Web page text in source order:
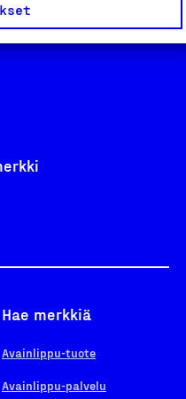
Hae merkkiä
Avainlippu-tuote
Avainlippu-palvelu